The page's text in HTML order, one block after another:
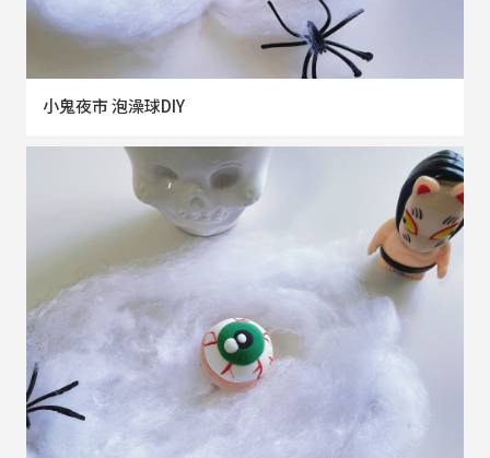
小鬼夜市 泡澡球DIY